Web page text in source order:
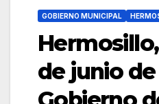
GOBIERNO MUNICIPAL
Hermosillo,
de junio de